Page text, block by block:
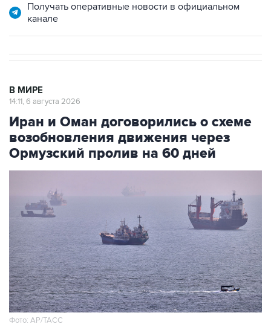
Получать оперативные новости в официальном
канале
В МИРЕ
14:11, 6 августа 2026
Иран и Оман договорились о схеме
возобновления движения через
Ормузский пролив на 60 дней
Фото: AP/ТАСС